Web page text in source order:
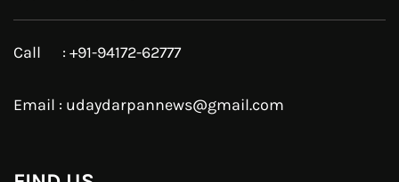
Like Us On
Follow Us On